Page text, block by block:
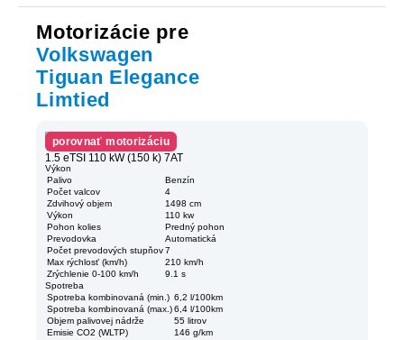
Motorizácie pre
Volkswagen
Tiguan Elegance
Limtied
porovnať motorizáciu
1.5 eTSI 110 kW (150 k) 7AT
Výkon
Palivo
Benzín
Počet valcov
4
Zdvihový objem
1498 cm
Výkon
110 kw
Pohon kolies
Predný pohon
Prevodovka
Automatická
Počet prevodových stupňov 7
Max rýchlosť (km/h)
210 km/h
Zrýchlenie 0-100 km/h
9.1 s
Spotreba
Spotreba kombinovaná (min.) 6,2 l/100km
Spotreba kombinovaná (max.) 6,4 l/100km
Objem palivovej nádrže
55 litrov
Emisie CO2 (WLTP)
146 g/km